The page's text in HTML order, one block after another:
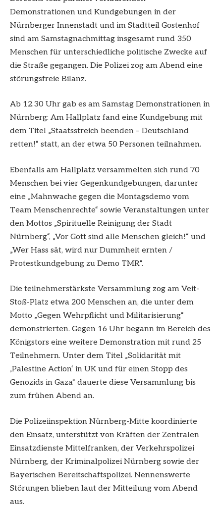
Demonstrationen und Kundgebungen in der
Nürnberger Innenstadt und im Stadtteil Gostenhof
sind am Samstagnachmittag insgesamt rund 350
Menschen für unterschiedliche politische Zwecke auf
die Straße gegangen. Die Polizei zog am Abend eine
störungsfreie Bilanz.
Ab 12.30 Uhr gab es am Samstag Demonstrationen in
Nürnberg: Am Hallplatz fand eine Kundgebung mit
dem Titel „Staatsstreich beenden – Deutschland
retten!“ statt, an der etwa 50 Personen teilnahmen.
Ebenfalls am Hallplatz versammelten sich rund 70
Menschen bei vier Gegenkundgebungen, darunter
eine „Mahnwache gegen die Montagsdemo vom
Team Menschenrechte“ sowie Veranstaltungen unter
den Mottos „Spirituelle Reinigung der Stadt
Nürnberg“, „Vor Gott sind alle Menschen gleich!“ und
„Wer Hass sät, wird nur Dummheit ernten /
Protestkundgebung zu Demo TMR“.
Die teilnehmerstärkste Versammlung zog am Veit-
Stoß-Platz etwa 200 Menschen an, die unter dem
Motto „Gegen Wehrpflicht und Militarisierung“
demonstrierten. Gegen 16 Uhr begann im Bereich des
Königstors eine weitere Demonstration mit rund 25
Teilnehmern. Unter dem Titel „Solidarität mit
‚Palestine Action‘ in UK und für einen Stopp des
Genozids in Gaza“ dauerte diese Versammlung bis
zum frühen Abend an.
Die Polizeiinspektion Nürnberg-Mitte koordinierte
den Einsatz, unterstützt von Kräften der Zentralen
Einsatzdienste Mittelfranken, der Verkehrspolizei
Nürnberg, der Kriminalpolizei Nürnberg sowie der
Bayerischen Bereitschaftspolizei. Nennenswerte
Störungen blieben laut der Mitteilung vom Abend
aus.